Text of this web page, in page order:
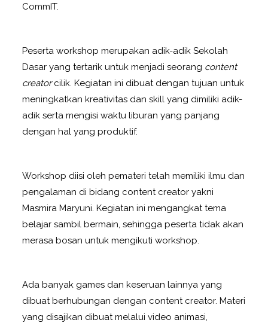
CommIT.
Peserta workshop merupakan adik-adik Sekolah
Dasar yang tertarik untuk menjadi seorang content
creatorcilik. Kegiatan ini dibuat dengan tujuan untuk
meningkatkan kreativitas dan skill yang dimiliki adik-
adik serta mengisi waktu liburan yang panjang
dengan hal yang produktif.
Workshop diisi oleh pemateri telah memiliki ilmu dan
pengalaman di bidang content creator yakni
Masmira Maryuni. Kegiatan ini mengangkat tema
belajar sambil bermain, sehingga peserta tidak akan
merasa bosan untuk mengikuti workshop.
Ada banyak games dan keseruan lainnya yang
dibuat berhubungan dengan content creator. Materi
yang disajikan dibuat melalui video animasi,